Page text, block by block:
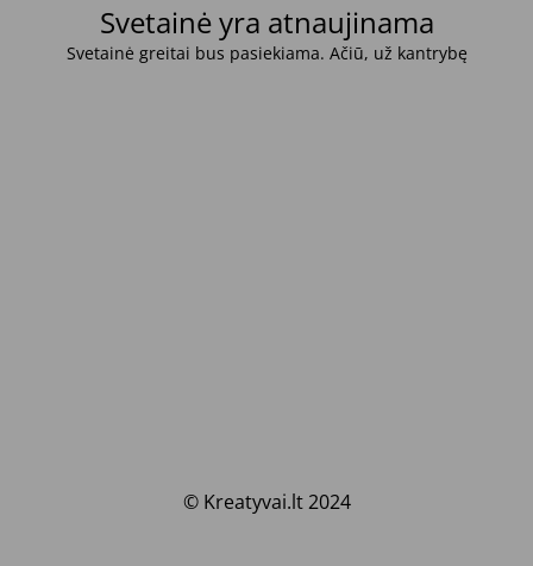
Svetainė yra atnaujinama
Svetainė greitai bus pasiekiama. Ačiū, už kantrybę
© Kreatyvai.lt 2024